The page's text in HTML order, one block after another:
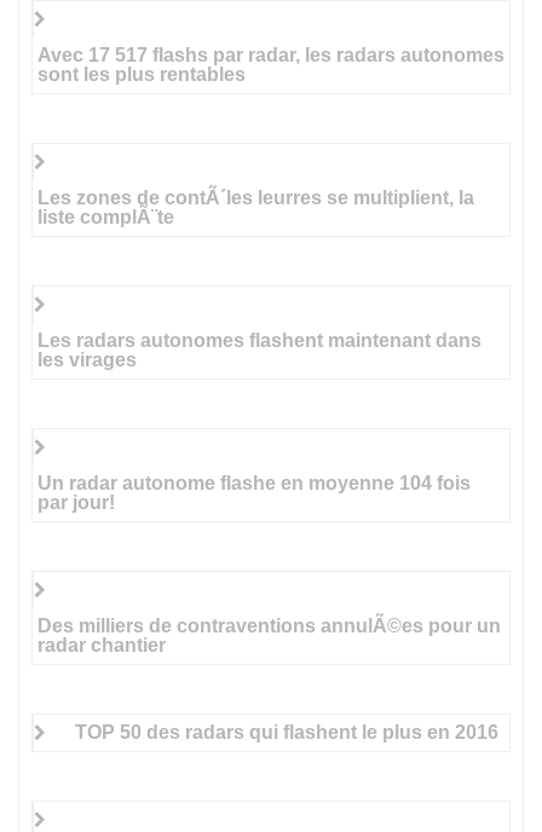
Avec 17 517 flashs par radar, les radars autonomes
sont les plus rentables
Les zones de contÃ´les leurres se multiplient, la
liste complÃ¨te
Les radars autonomes flashent maintenant dans
les virages
Un radar autonome flashe en moyenne 104 fois
par jour!
Des milliers de contraventions annulÃ©es pour un
radar chantier
TOP 50 des radars qui flashent le plus en 2016